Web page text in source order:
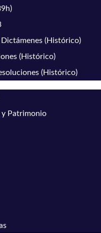
(Histórico)
(Histórico)
(Histórico)
y Patrimonio